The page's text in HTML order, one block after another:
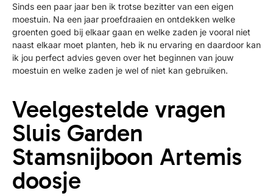
Sinds een paar jaar ben ik trotse bezitter van een eigen
moestuin. Na een jaar proefdraaien en ontdekken welke
groenten goed bij elkaar gaan en welke zaden je vooral niet
naast elkaar moet planten, heb ik nu ervaring en daardoor kan
ik jou perfect advies geven over het beginnen van jouw
moestuin en welke zaden je wel of niet kan gebruiken.
Veelgestelde vragen
Sluis Garden
Stamsnijboon Artemis
doosje